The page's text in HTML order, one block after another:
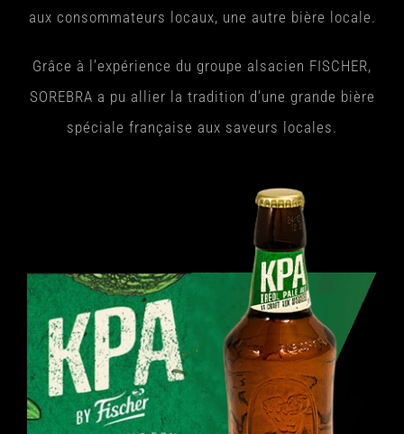
aux consommateurs locaux, une autre bière locale.
Grâce à l’expérience du groupe alsacien FISCHER,
SOREBRA a pu allier la tradition d’une grande bière
spéciale française aux saveurs locales.